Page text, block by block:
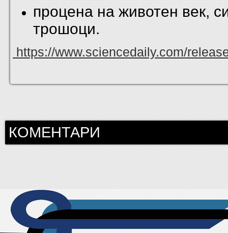
процена на животен век,
трошоци.
https://www.sciencedaily.com/
КОМЕНТАРИ